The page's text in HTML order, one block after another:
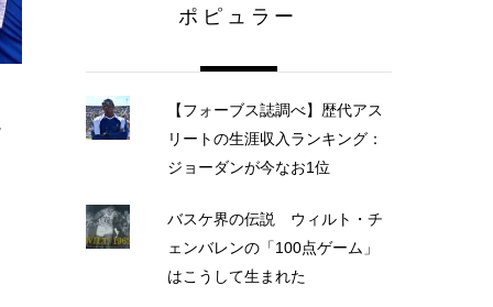
ポピュラー
【フォーブス誌調べ】歴代アス
リートの生涯収入ランキング：
ジョーダンが今なお1位
バスケ界の伝説 ウィルト・チ
ェンバレンの「100点ゲーム」
はこうして生まれた